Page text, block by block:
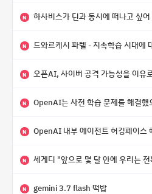
N 하사비스가 딘과 동시에 떠나고 싶
N 드와르케시 파텔 - 지속학습 시대에
N 오픈AI, 사이버 공격 가능성을 이유로 아스
N OpenAI는 사전 학습 문제를 해결했으며, 'Doug'라는 코드명을 가진
N OpenAI 내부 에이전트 허깅페이스
N 세게디 "앞으로 몇 달 안에 우리는 전복적 AI, 적대
N gemini 3.7 flash 떡밥